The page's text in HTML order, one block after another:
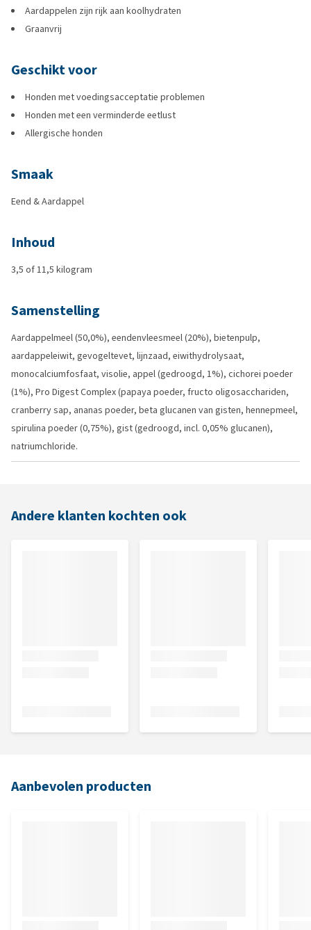
Aardappelen zijn rijk aan koolhydraten
Graanvrij
Geschikt voor
Honden met voedingsacceptatie problemen
Honden met een verminderde eetlust
Allergische honden
Smaak
Eend & Aardappel
Inhoud
3,5 of 11,5 kilogram
Samenstelling
Aardappelmeel (50,0%), eendenvleesmeel (20%), bietenpulp,
aardappeleiwit, gevogeltevet, lijnzaad, eiwithydrolysaat,
monocalciumfosfaat, visolie, appel (gedroogd, 1%), cichorei poeder
(1%), Pro Digest Complex (papaya poeder, fructo oligosacchariden,
cranberry sap, ananas poeder, beta glucanen van gisten, hennepmeel,
spirulina poeder (0,75%), gist (gedroogd, incl. 0,05% glucanen),
natriumchloride.
Andere klanten kochten ook
Aanbevolen producten